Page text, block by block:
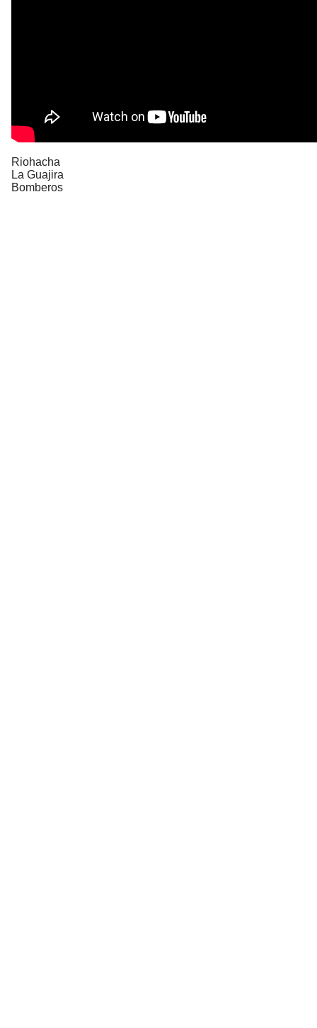
Riohacha
La Guajira
Bomberos